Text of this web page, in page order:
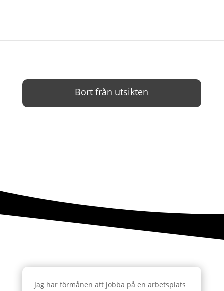
Bort från utsikten
Jag har förmånen att jobba på en arbetsplats